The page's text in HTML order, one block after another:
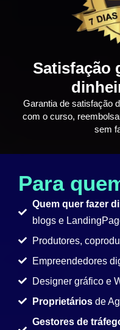
Satisfação
Garantia de satisfação
com o curso,
sem
Para
Quem quer fazer
blogs e
Produtores,
Empreendedores
Designer gráfico e
Proprietários de
Gestores de